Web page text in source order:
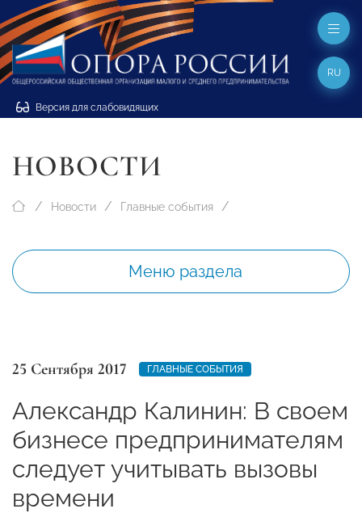
Версия для слабовидящих
RU
НОВОСТИ
Новости Главные события
Меню раздела
25 Сентября 2017 ГЛАВНЫЕ СОБЫТИЯ
Александр Калинин: В своем
бизнесе предпринимателям
следует учитывать вызовы
времени